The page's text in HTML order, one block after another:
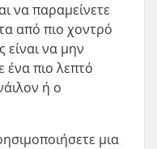
να παραμείνετε
από πιο χοντρό
είναι να μην
ένα πιο λεπτό
ή ο
μια